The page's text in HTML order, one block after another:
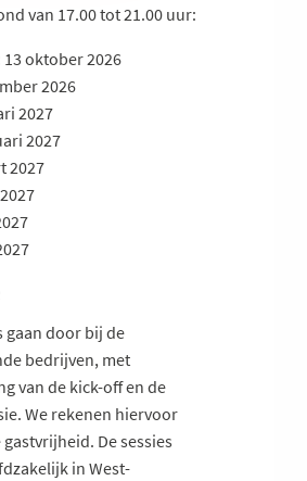
van 17.00 tot 21.00 uur:
13 oktober 2026
2026
2027
2027
2027
gaan door bij de
bedrijven, met
van de kick-off en de
We rekenen hiervoor
gastvrijheid. De sessies
in West-